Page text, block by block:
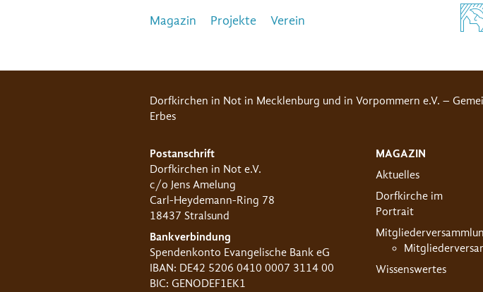
Magazin Projekte Verein
Dorfkirchen in Not in Mecklenburg und in Vorpommern e.V. –
Erbes
Postanschrift
Dorfkirchen in Not e.V.
c/o Jens Amelung
Carl-Heydemann-Ring 78
18437 Stralsund
Bankverbindung
Spendenkonto Evangelische Bank eG
IBAN: DE42 5206 0410 0007 3114 00
BIC: GENODEF1EK1
MAGAZIN
Aktuelles
Dorfkirche im
Portrait
Wissenswertes